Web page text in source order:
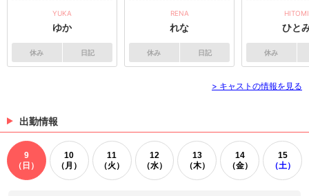
YUKA
ゆか
休み 日記
RENA
れな
休み 日記
HITOMI
ひと
休み
> キャストの情報を見る
出勤情報
9
（日）
10
（月）
11
（火）
12
（水）
13
（木）
14
（金）
15
（土）